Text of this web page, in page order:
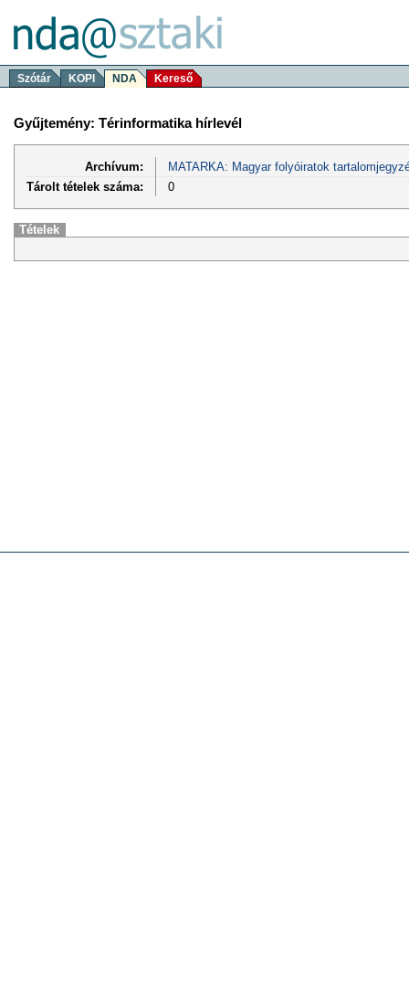
Szótár KOPI NDA Kereső
Gyűjtemény: Térinformatika hírlevél
Archívum:
MATARKA: Magyar folyóiratok
Tárolt tételek száma:
0
Tételek